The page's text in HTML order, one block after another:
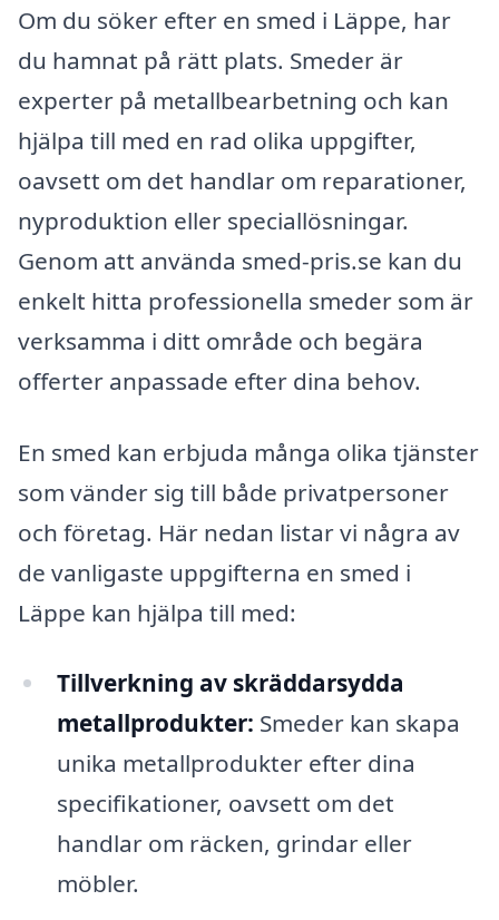
Om du söker efter en smed i Läppe, har
du hamnat på rätt plats. Smeder är
experter på metallbearbetning och kan
hjälpa till med en rad olika uppgifter,
oavsett om det handlar om reparationer,
nyproduktion eller speciallösningar.
Genom att använda smed-pris.se kan du
enkelt hitta professionella smeder som är
verksamma i ditt område och begära
offerter anpassade efter dina behov.
En smed kan erbjuda många olika tjänster
som vänder sig till både privatpersoner
och företag. Här nedan listar vi några av
de vanligaste uppgifterna en smed i
Läppe kan hjälpa till med:
Tillverkning av skräddarsydda
metallprodukter: Smeder kan skapa
unika metallprodukter efter dina
specifikationer, oavsett om det
handlar om räcken, grindar eller
möbler.